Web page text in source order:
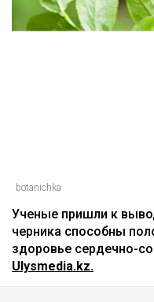
botanichka
Ученые пришли к
черника способны
здоровье сердечно-
Ulysmedia.kz.